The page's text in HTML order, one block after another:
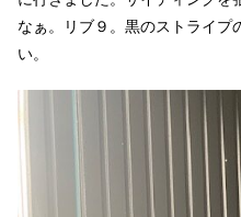
なぁ。リブ９。黒のストライプ
い。